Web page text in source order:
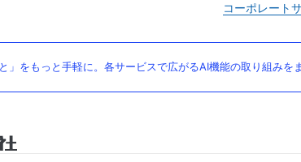
コーポレート
」をもっと手軽に。各サービスで広がるAI機能の取り組みを